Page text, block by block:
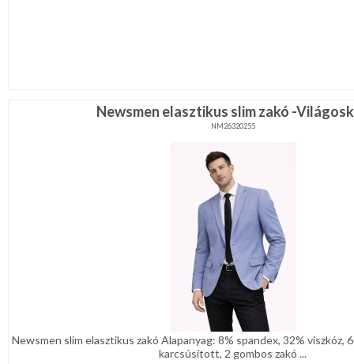
Newsmen elasztikus slim zakó -
NM26320255
Newsmen slim elasztikus zakó Alapanyag: 8% spandex, 32% viszkóz,
karcsúsított, 2 gombos zakó ...